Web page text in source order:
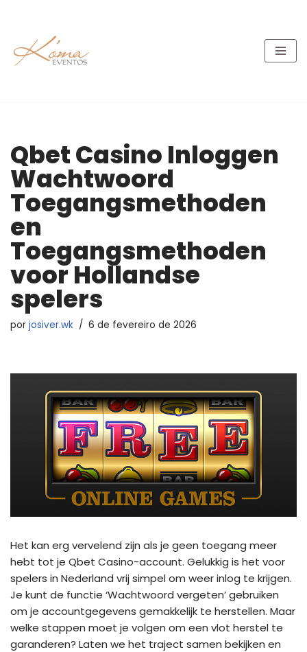
para
o
Qbet Casino Inloggen
Wachtwoord
Toegangsmethoden
en
Toegangsmethoden
voor Hollandse
spelers
por josiver.wk 6 de fevereiro de 2026
Het kan erg vervelend zijn als je geen toegang meer
hebt tot je Qbet Casino-account. Gelukkig is het voor
spelers in Nederland vrij simpel om weer inlog te krijgen.
Je kunt de functie ‘Wachtwoord vergeten’ gebruiken
om je accountgegevens gemakkelijk te herstellen. Maar
welke stappen moet je volgen om een vlot herstel te
garanderen? Laten we het traject samen bekijken en